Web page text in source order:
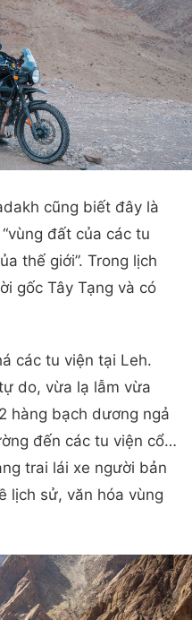
cũng biết đây là
đất của các tu
thế giới”. Trong lịch
gốc Tây Tạng và có
các tu viện tại Leh.
do, vừa lạ lẫm vừa
hàng bạch dương ngả
đến các tu viện cổ…
trai lái xe người bản
lịch sử, văn hóa vùng